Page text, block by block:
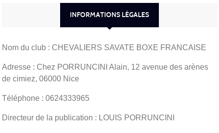
INFORMATIONS LÉGALES
Nom du club : CHEVALIERS SAVATE BOXE FRANCAISE
Adresse : Chez PORRUNCINI Alain, 12 avenue des arènes
de cimiez, 06000 Nice
Téléphone : 0624333965
Directeur de la publication : LOUIS PORRUNCINI